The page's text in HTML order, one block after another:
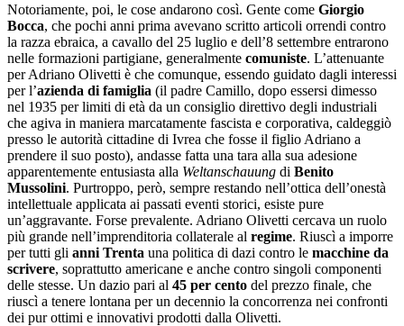
Notoriamente, poi, le cose andarono così. Gente come Giorgio
Bocca, che pochi anni prima avevano scritto articoli orrendi contro
la razza ebraica, a cavallo del 25 luglio e dell’8 settembre entrarono
nelle formazioni partigiane, generalmente comuniste. L’attenuante
per Adriano Olivetti è che comunque, essendo guidato dagli interessi
per l’azienda di famiglia (il padre Camillo, dopo essersi dimesso
nel 1935 per limiti di età da un consiglio direttivo degli industriali
che agiva in maniera marcatamente fascista e corporativa, caldeggiò
presso le autorità cittadine di Ivrea che fosse il figlio Adriano a
prendere il suo posto), andasse fatta una tara alla sua adesione
apparentemente entusiasta alla Weltanschauung di Benito
Mussolini. Purtroppo, però, sempre restando nell’ottica dell’onestà
intellettuale applicata ai passati eventi storici, esiste pure
un’aggravante. Forse prevalente. Adriano Olivetti cercava un ruolo
più grande nell’imprenditoria collaterale al regime. Riuscì a imporre
per tutti gli anni Trenta una politica di dazi contro le macchine da
scrivere, soprattutto americane e anche contro singoli componenti
delle stesse. Un dazio pari al 45 per cento del prezzo finale, che
riuscì a tenere lontana per un decennio la concorrenza nei confronti
dei pur ottimi e innovativi prodotti dalla Olivetti.